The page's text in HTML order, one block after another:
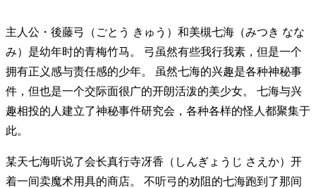
主人公・後藤弓（ごとう きゅう）和美槻七海（みつき なな
み）是幼年时的青梅竹马。 弓虽然有些我行我素，但是一个
拥有正义感与责任感的少年。 虽然七海的兴趣是各种神秘事
件，但也是一个交际面很广的开朗活泼的美少女。 七海与兴
趣相投的人建立了神秘事件研究会，各种各样的怪人都聚集于
此。
某天七海听说了会长真行寺冴香（しんぎょうじ さえか）开
着一间卖魔术用具的商店。 不听弓的劝阻的七海跑到了那间